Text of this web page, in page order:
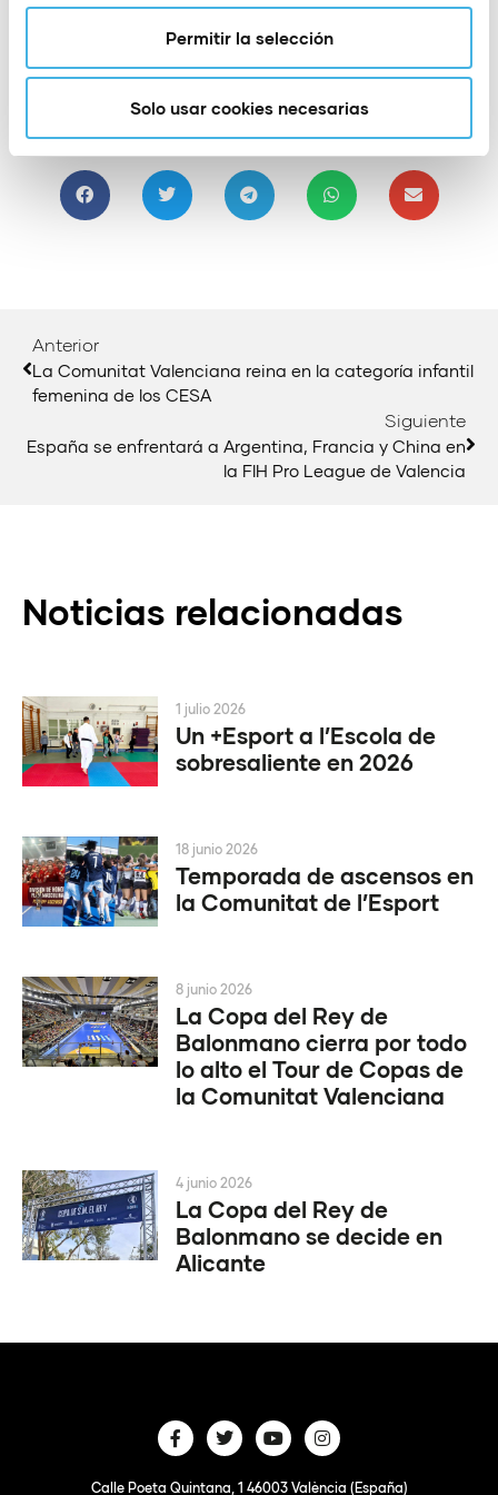
Permitir la selección
Solo usar cookies necesarias
Compartir:
Anterior
La Comunitat Valenciana reina en la categoría infantil
femenina de los CESA
Siguiente
España se enfrentará a Argentina, Francia y China en
la FIH Pro League de Valencia
Noticias relacionadas
Un +Esport a l’Escola de
sobresaliente en 2026
1 julio 2026
Temporada de ascensos en
la Comunitat de l’Esport
18 junio 2026
La Copa del Rey de
Balonmano cierra por todo
lo alto el Tour de Copas de
la Comunitat Valenciana
8 junio 2026
La Copa del Rey de
Balonmano se decide en
Alicante
4 junio 2026
Calle Poeta Quintana, 1 46003 València (España)